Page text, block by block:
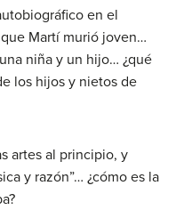
en el
Martí murió joven…
niña y un hijo… ¿qué
los hijos y nietos de
artes al principio, y
y razón”… ¿cómo es la